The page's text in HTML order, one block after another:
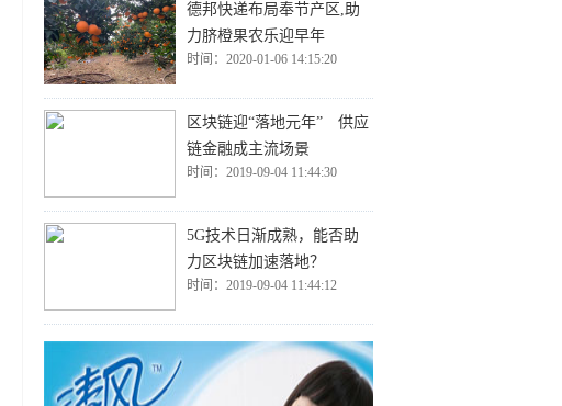
德邦快递布局奉节产区,助
力脐橙果农乐迎早年
时间：2020-01-06 14:15:20
区块链迎“落地元年” 供应
链金融成主流场景
时间：2019-09-04 11:44:30
5G技术日渐成熟，能否助
力区块链加速落地？
时间：2019-09-04 11:44:12